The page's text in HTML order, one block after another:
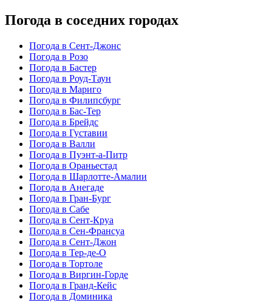
Погода в соседних городах
Погода в Сент-Джонс
Погода в Розо
Погода в Бастер
Погода в Роуд-Таун
Погода в Мариго
Погода в Филипсбург
Погода в Бас-Тер
Погода в Брейдс
Погода в Густавии
Погода в Валли
Погода в Пуэнт-а-Питр
Погода в Ораньестад
Погода в Шарлотте-Амалии
Погода в Анегаде
Погода в Гран-Бург
Погода в Сабе
Погода в Сент-Круа
Погода в Сен-Франсуа
Погода в Сент-Джон
Погода в Тер-де-О
Погода в Тортоле
Погода в Виргин-Горде
Погода в Гранд-Кейс
Погода в Доминика